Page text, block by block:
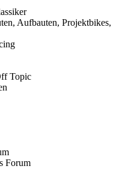
Aufbauten, Projektbikes,
Topic
Forum